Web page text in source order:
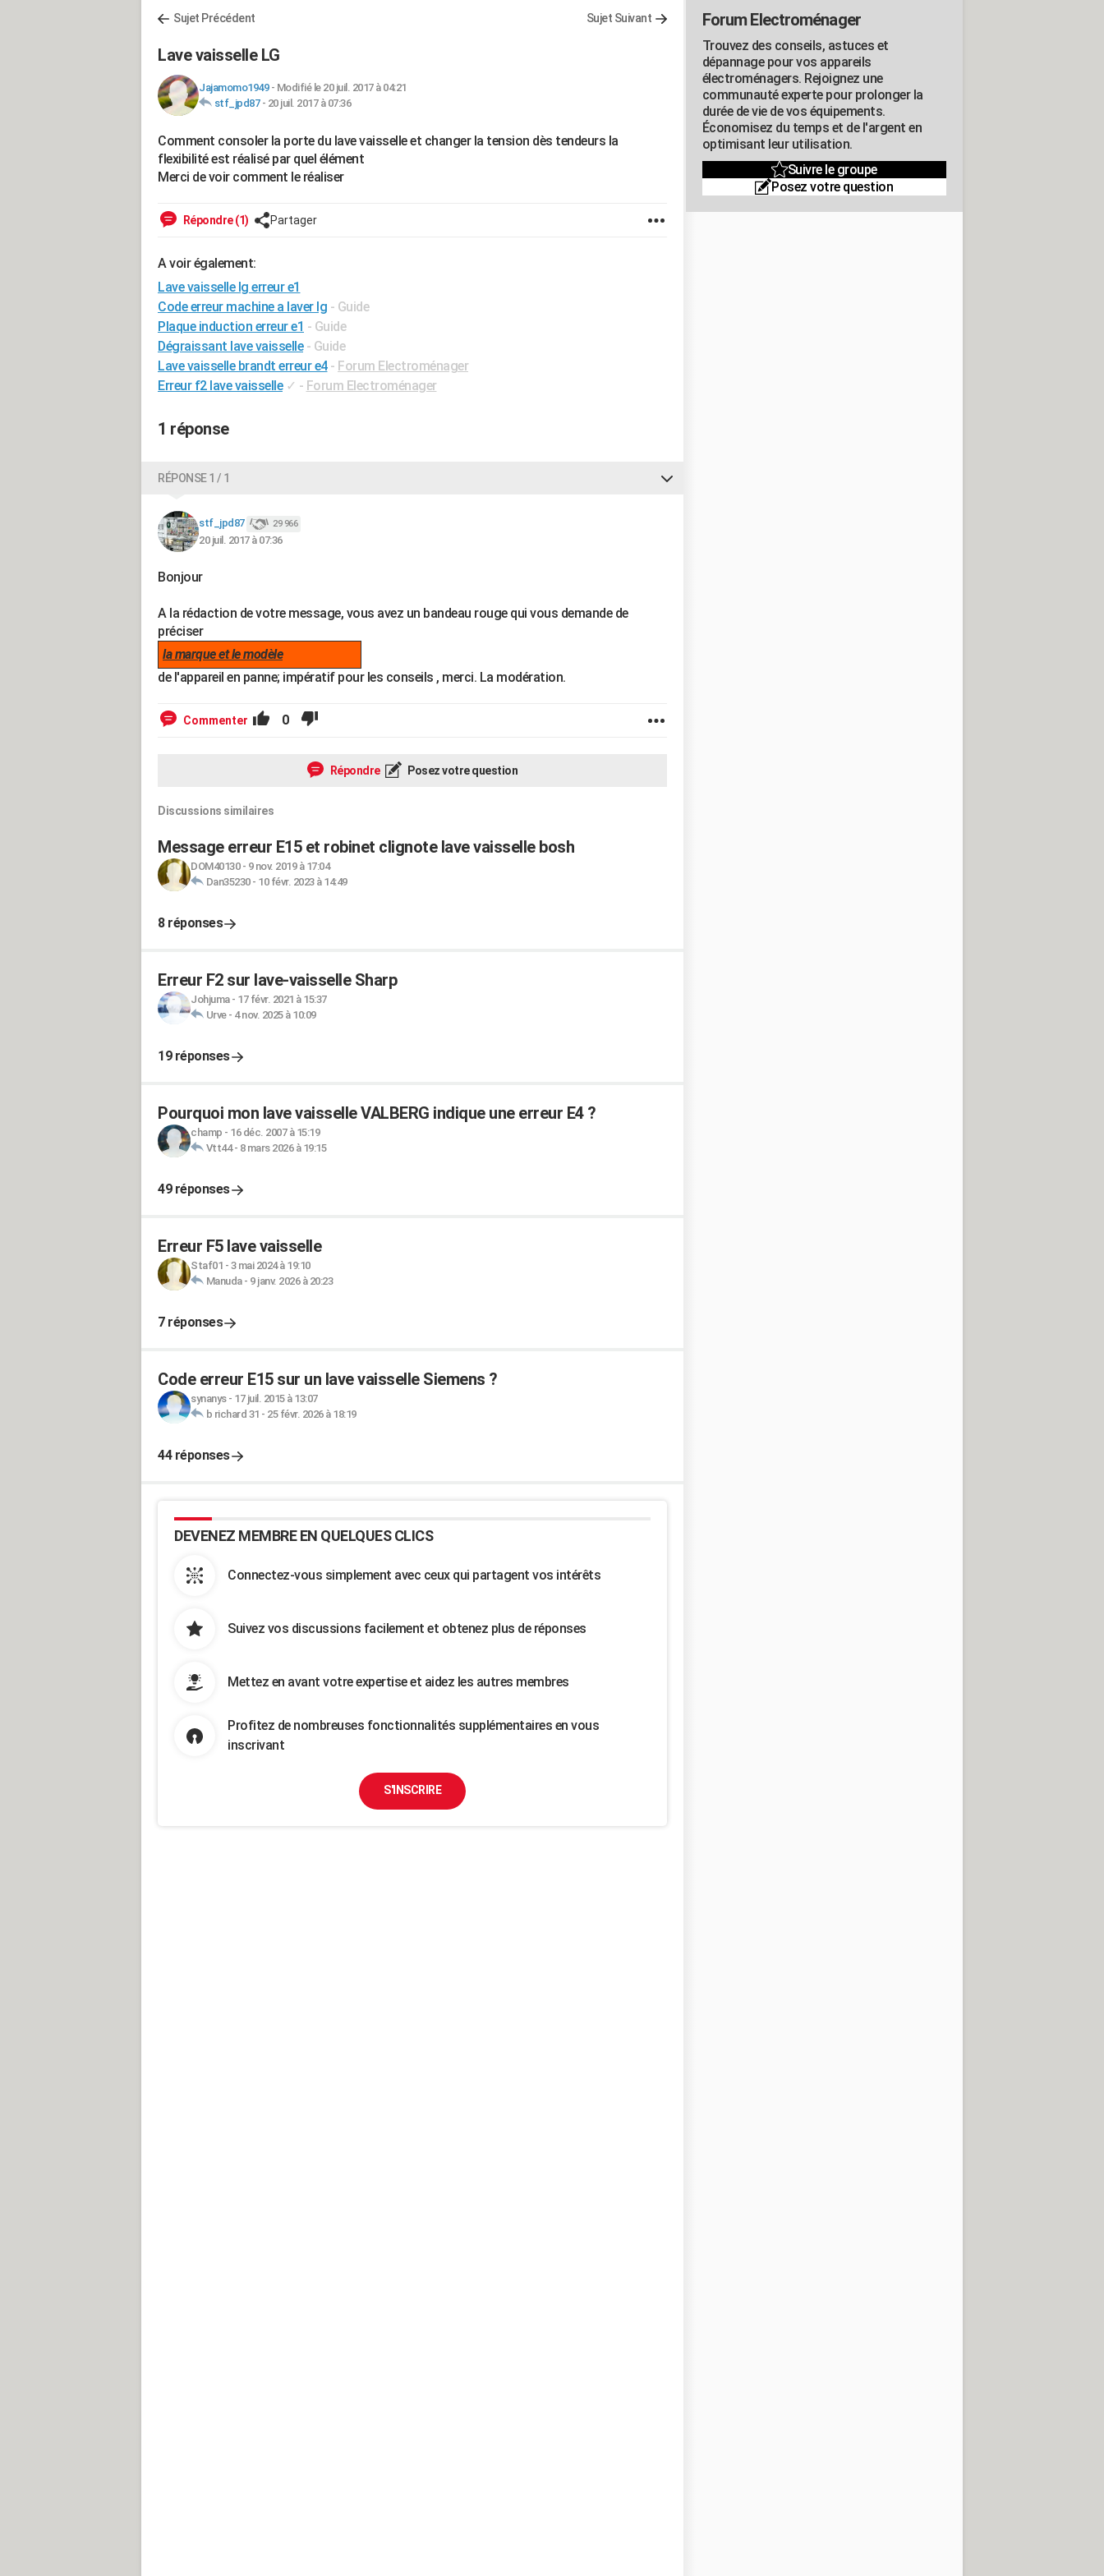
Sujet Précédent Sujet Suivant
Lave vaisselle LG
Jajamomo1949- Modifié le 20 juil. 2017 à 04:21
stf_jpd87- 20 juil. 2017 à 07:36
Comment consoler la porte du lave vaisselle et changer la tension dès tendeurs la
flexibilité est réalisé par quel élément
Merci de voir comment le réaliser
Répondre (1) Partager
A voir également:
Lave vaisselle lg erreur e1
Code erreur machine a laver lg - Guide
Plaque induction erreur e1 - Guide
Dégraissant lave vaisselle - Guide
Lave vaisselle brandt erreur e4 - Forum Electroménager
Erreur f2 lave vaisselle ✓ - Forum Electroménager
1 réponse
RÉPONSE 1 / 1
stf_jpd87 29 966
20 juil. 2017 à 07:36
Bonjour
A la rédaction de votre message, vous avez un bandeau rouge qui vous demande de
préciser
la marque et le modèle
de l'appareil en panne; impératif pour les conseils , merci. La modération.
Commenter 0
Répondre Posez votre question
Discussions similaires
Message erreur E15 et robinet clignote lave vaisselle bosh
DOM40130- 9 nov. 2019 à 17:04
Dan35230- 10 févr. 2023 à 14:49
8 réponses
Erreur F2 sur lave-vaisselle Sharp
Johjuma- 17 févr. 2021 à 15:37
Urve- 4 nov. 2025 à 10:09
19 réponses
Pourquoi mon lave vaisselle VALBERG indique une erreur E4 ?
champ - 16 déc. 2007 à 15:19
Vtt44- 8 mars 2026 à 19:15
49 réponses
Erreur F5 lave vaisselle
Staf01 - 3 mai 2024 à 19:10
Manuda- 9 janv. 2026 à 20:23
7 réponses
Code erreur E15 sur un lave vaisselle Siemens ?
synanys- 17 juil. 2015 à 13:07
b richard 31 - 25 févr. 2026 à 18:19
44 réponses
DEVENEZ MEMBRE EN QUELQUES CLICS
Connectez-vous simplement avec ceux qui partagent vos intérêts
Suivez vos discussions facilement et obtenez plus de réponses
Mettez en avant votre expertise et aidez les autres membres
Profitez de nombreuses fonctionnalités supplémentaires en vous
inscrivant
S'INSCRIRE
Forum Electroménager
Trouvez des conseils, astuces et
dépannage pour vos appareils
électroménagers. Rejoignez une
communauté experte pour prolonger la
durée de vie de vos équipements.
Économisez du temps et de l'argent en
optimisant leur utilisation.
Suivre le groupe
Posez votre question